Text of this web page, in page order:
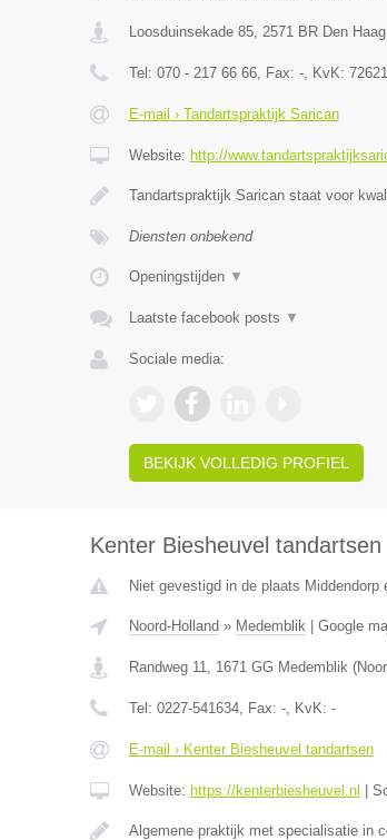
Loosduinsekade 85, 2571 BR Den Haag
Tel: 070 - 217 66 66, Fax: -, KvK:
E-mail › Tandartspraktijk Sarican
Website: http://
Tandartspraktijk Sarican staat voor
Diensten onbekend
Openingstijden ▼
Laatste facebook posts ▼
Sociale media:
BEKIJK VOLLEDIG PROFIEL
Kenter Biesheuvel tandartsen
Niet gevestigd in de plaats Middendorp
Noord-Holland » Medemblik| Google
Randweg 11, 1671 GG Medemblik(
Tel: 0227-541634, Fax: -, KvK: -
E-mail › Kenter Biesheuvel tandartsen
Website: https://kenterbiesheuvel.nl
Algemene praktijk met specialisatie in